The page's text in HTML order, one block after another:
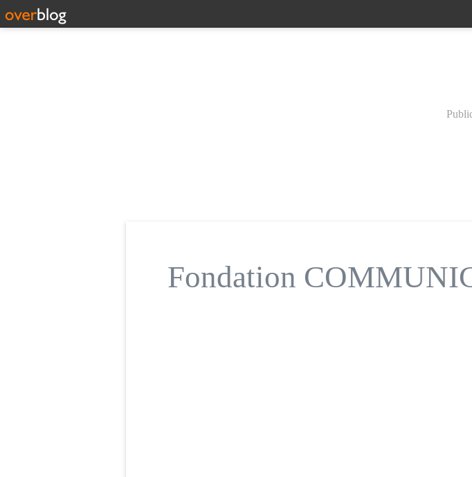
Fondation